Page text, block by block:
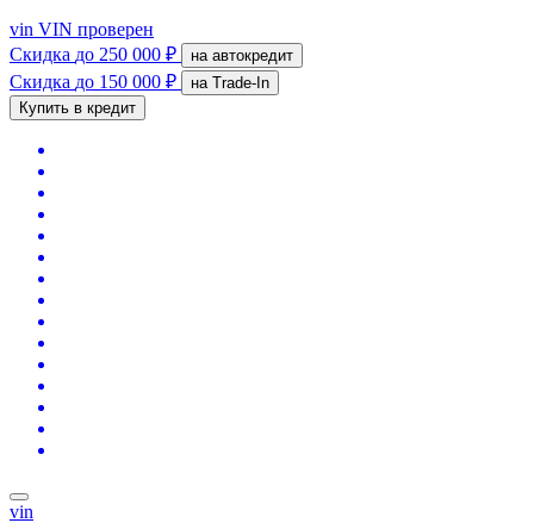
vin VIN проверен
Скидка до 250 000 ₽ на автокредит
Скидка до 150 000 ₽
на Trade-In
Купить в кредит
vin